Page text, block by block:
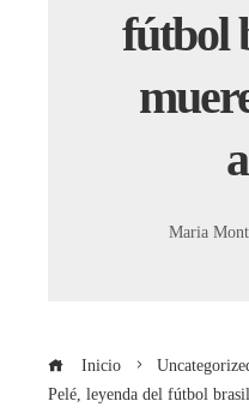
fútbol
Maria
Inicio
Pelé, leyenda del fútbol